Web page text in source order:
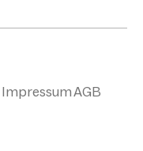
ImpressumAGB